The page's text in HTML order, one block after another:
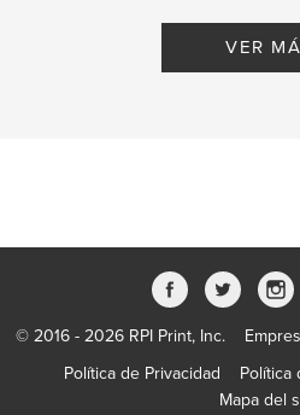
VER
© 2016 - 2026 RPI Print, Inc.
Política de Privacidad
Política
Mapa del